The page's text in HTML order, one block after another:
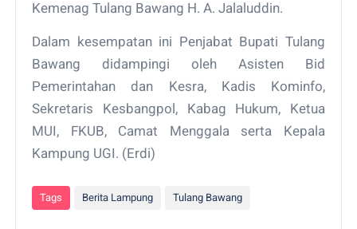
Kemenag Tulang Bawang H. A. Jalaluddin.
Dalam kesempatan ini Penjabat Bupati Tulang
Bawang didampingi oleh Asisten Bid
Pemerintahan dan Kesra, Kadis Kominfo,
Sekretaris Kesbangpol, Kabag Hukum, Ketua
MUI, FKUB, Camat Menggala serta Kepala
Kampung UGI. (Erdi)
Tags Berita Lampung Tulang Bawang